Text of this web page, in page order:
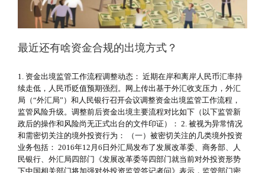
最近还有啥资金合规的出境方式？
1. 资金出境监管工作流程调整动态： 近期在岸和离岸人民币汇率持
续走低，人民币贬值预期强烈。网上传出基于外汇收支压力，外汇
局（“外汇局”）和人民银行召开会议调整资金出境监管工作流程，
监管风险升级。调整前后资金出境主要流程对比如下（以下监管新
政后的操作和风险尚无正式出台的文件印证）： 2. 被视为异常情况
和需密切关注的境外投资行为： （一）被密切关注的几类境外投资
业务包括： 2016年12月6日外汇局发布了发展改革委、商务部、人
民银行、外汇局四部门《发展改革委等四部门就当前对外投资形势
下中国相关部门将加强对外投资监管答记者问》表示，监管部门密